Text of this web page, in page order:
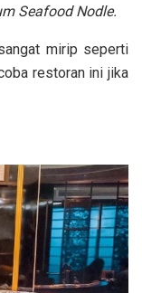
Seafood Nodle.
mirip seperti
restoran ini jika